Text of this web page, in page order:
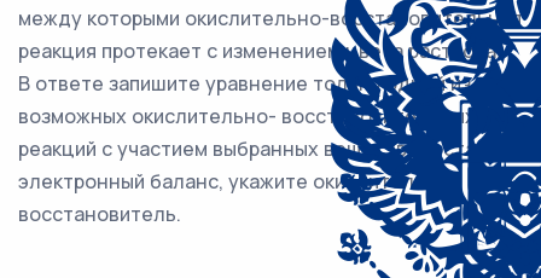
между которыми окислительно-восстановительная
реакция протекает с изменением цвета раствора.
В ответе запишите уравнение только одной из
возможных окислительно- восстановительных
реакций с участием выбранных веществ. Составьте
электронный баланс, укажите окислитель и
восстановитель.